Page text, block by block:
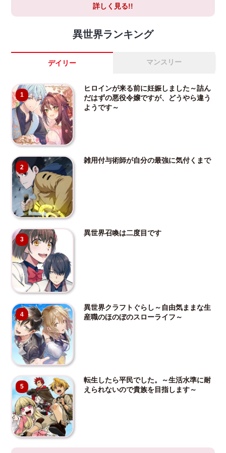
詳しく見る!!
異世界ランキング
デイリー マンスリー
1
ヒロインが来る前に妊娠しました～詰ん
だはずの悪役令嬢ですが、どうやら違う
ようです～
2
雑用付与術師が自分の最強に気付くまで
3
異世界召喚は二度目です
4
異世界クラフトぐらし～自由気ままな生
産職のほのぼのスローライフ～
5
転生したら平民でした。～生活水準に耐
えられないので貴族を目指します～